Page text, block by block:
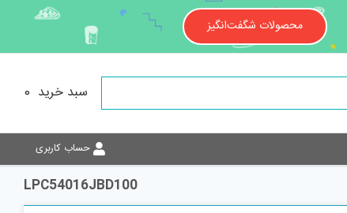
محصولات شگفت‌انگیز
سبد خرید 0
حساب کاربری
LPC54016JBD100